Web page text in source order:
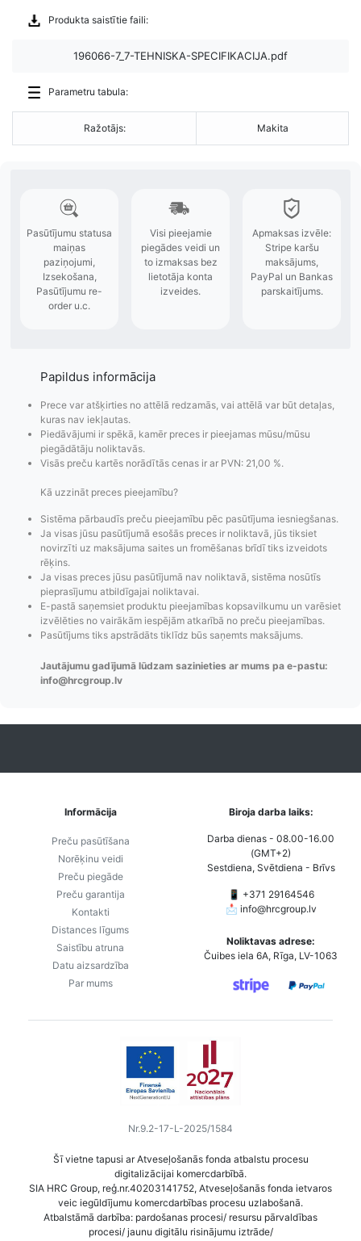
Produkta saistītie faili:
196066-7_7-TEHNISKA-SPECIFIKACIJA.pdf
Parametru tabula:
Ražotājs: Makita
Pasūtījumu statusa
maiņas
paziņojumi,
Izsekošana,
Pasūtījumu re-
order u.c.
Visi pieejamie
piegādes veidi un
lietotāja konta
PayPal
Papildus informācija
Prece var atšķirties no attēlā redzamās, vai attēlā var būt detaļas,
kuras nav iekļautas.
Piedāvājumi ir spēkā, kamēr preces ir pieejamas mūsu/mūsu
piegādātāju noliktavās.
Visās preču kartēs norādītās cenas ir ar PVN: 21,00 %.
Kā uzzināt preces pieejamību?
Sistēma pārbaudīs preču pieejamību pēc pasūtījuma iesniegšanas.
Ja visas jūsu pasūtījumā esošās preces ir noliktavā, jūs tiksiet
novirzīti uz maksājuma saites un fromēšanas brīdī tiks izveidots
rēķins.
Ja visas preces jūsu pasūtījumā nav noliktavā, sistēma nosūtīs
pieprasījumu atbildīgajai noliktavai.
E-pastā saņemsiet produktu pieejamības kopsavilkumu un varēsiet
izvēlēties no vairākām iespējām atkarībā no preču pieejamības.
Pasūtījums tiks apstrādāts tiklīdz būs saņemts maksājums.
Jautājumu gadījumā lūdzam sazinieties ar mums pa e-pastu:
info@hrcgroup.lv
Informācija
Preču pasūtīšana
Norēķinu veidi
Preču piegāde
Preču garantija
Kontakti
Distances līgums
Saistību atruna
Datu aizsardzība
Par mums
Biroja darba laiks:
Darba dienas - 08.00-16.00
(GMT+2)
Sestdiena, Svētdiena - Brīvs
📱 +371 29164546
📩 info@hrcgroup.lv
Noliktavas adrese:
Čuibes iela 6A, Rīga, LV-1063
Nr.9.2-17-L-2025/1584
Šī vietne tapusi ar Atveseļošanās fonda atbalstu procesu
digitalizācijai komercdarbībā.
SIA HRC Group, reģ.nr.40203141752, Atveseļošanās fonda ietvaros
veic iegūldījumu komercdarbības procesu uzlabošanā.
Atbalstāmā darbība: pardošanas procesi/ resursu pārvaldības
procesi/ jaunu digitālu risinājumu iztrāde/